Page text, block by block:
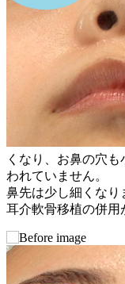
くなり、お鼻の穴
われていません。
鼻先は少し細くなり
耳介軟骨移植の併用